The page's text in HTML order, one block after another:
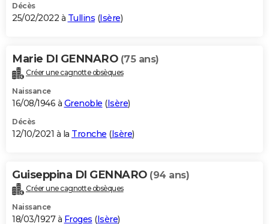
Décès
25/02/2022 à Tullins (Isère)
Marie DI GENNARO (75 ans)
Créer une cagnotte obsèques
Naissance
16/08/1946 à Grenoble (Isère)
Décès
12/10/2021 à la Tronche (Isère)
Guiseppina DI GENNARO (94 ans)
Créer une cagnotte obsèques
Naissance
18/03/1927 à Froges (Isère)